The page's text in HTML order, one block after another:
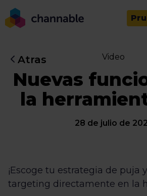
Atras Video
Nuevas
la
28 de julio de
¡Escoge tu estrategia de puja
targeting directamente en la